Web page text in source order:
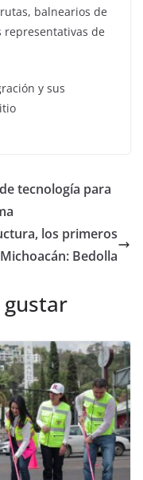
balnearios de
representativas de
y sus
tecnología para
los primeros
Bedolla